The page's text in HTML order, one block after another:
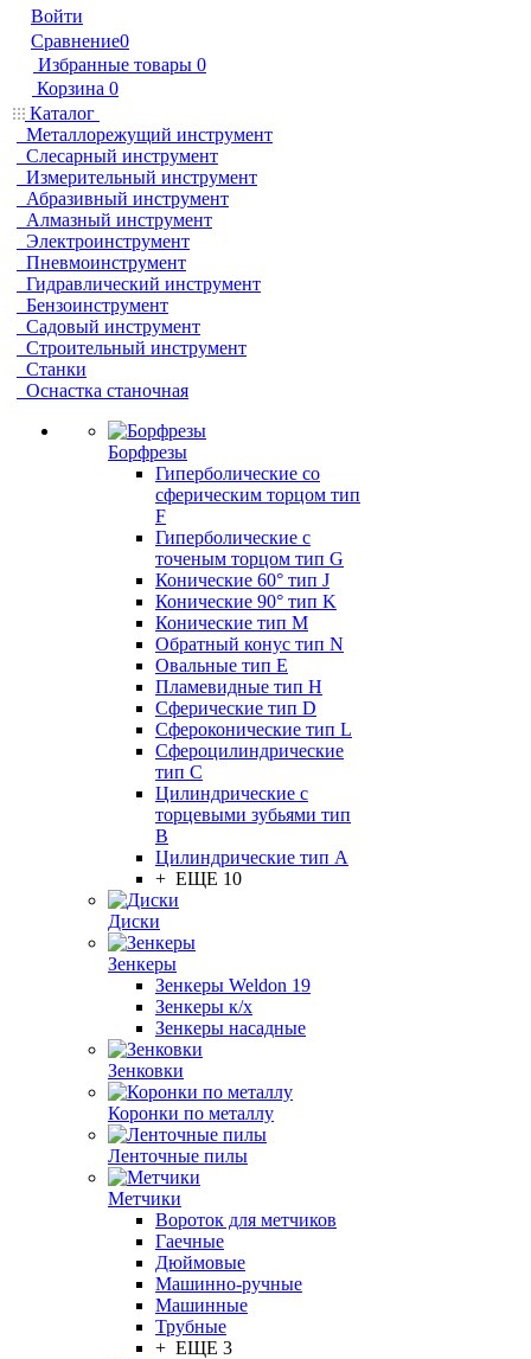
Войти
Сравнение0
Избранные товары 0
Корзина 0
Каталог
Металлорежущий инструмент
Слесарный инструмент
Измерительный инструмент
Абразивный инструмент
Алмазный инструмент
Электроинструмент
Пневмоинструмент
Гидравлический инструмент
Бензоинструмент
Садовый инструмент
Строительный инструмент
Станки
Оснастка станочная
Борфрезы
Гиперболические cо
сферическим торцом тип
F
Гиперболические с
точеным торцом тип G
Конические 60° тип J
Конические 90° тип K
Конические тип M
Обратный конус тип N
Овальные тип E
Пламевидные тип H
Сферические тип D
Сфероконические тип L
Сфероцилиндрические
тип C
Цилиндрические с
торцевыми зубьями тип
B
Цилиндрические тип А
+ ЕЩЕ 10
Диски
Зенкеры
Зенкеры Weldon 19
Зенкеры к/х
Зенкеры насадные
Зенковки
Коронки по металлу
Ленточные пилы
Метчики
Вороток для метчиков
Гаечные
Дюймовые
Машинно-ручные
Машинные
Трубные
+ ЕЩЕ 3